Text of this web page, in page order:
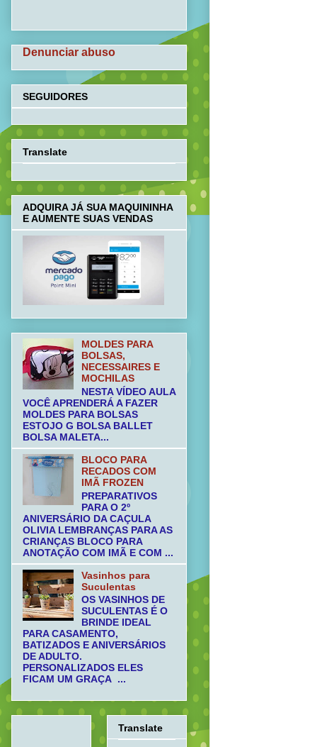
Denunciar abuso
SEGUIDORES
Translate
ADQUIRA JÁ SUA MAQUININHA
E AUMENTE SUAS VENDAS
MOLDES PARA
BOLSAS,
NECESSAIRES E
MOCHILAS
NESTA VÍDEO AULA
VOCÊ APRENDERÁ A FAZER
MOLDES PARA BOLSAS
ESTOJO G BOLSA BALLET
BOLSA MALETA...
BLOCO PARA
RECADOS COM
IMÃ FROZEN
PREPARATIVOS
PARA O 2º
ANIVERSÁRIO DA CAÇULA
OLIVIA LEMBRANÇAS PARA AS
CRIANÇAS BLOCO PARA
ANOTAÇÃO COM IMÃ E COM ...
Vasinhos para
Suculentas
OS VASINHOS DE
SUCULENTAS É O
BRINDE IDEAL
PARA CASAMENTO,
BATIZADOS E ANIVERSÁRIOS
DE ADULTO.
PERSONALIZADOS ELES
FICAM UM GRAÇA ...
Translate